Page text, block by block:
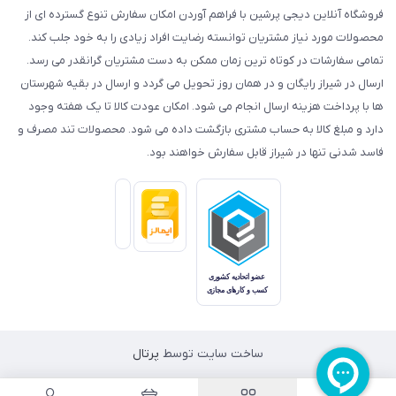
فروشگاه آنلاین دیجی پرشین با فراهم آوردن امکان سفارش تنوع گسترده ای از
محصولات مورد نیاز مشتریان توانسته رضایت افراد زیادی را به خود جلب کند.
تمامی سفارشات در کوتاه ترین زمان ممکن به دست مشتریان گرانقدر می رسد.
ارسال در شیراز رایگان و در همان روز تحویل می گردد و ارسال در بقیه شهرستان
ها با پرداخت هزینه ارسال انجام می شود. امکان عودت کالا تا یک هفته وجود
دارد و مبلغ کالا به حساب مشتری بازگشت داده می شود. محصولات تند مصرف و
فاسد شدنی تنها در شیراز قابل سفارش خواهند بود.
ساخت سایت توسط پرتال